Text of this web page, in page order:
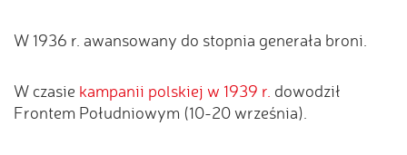
W 1936 r. awansowany do stopnia generała broni.
W czasie kampanii polskiej w 1939 r. dowodził
Frontem Południowym (10-20 września).